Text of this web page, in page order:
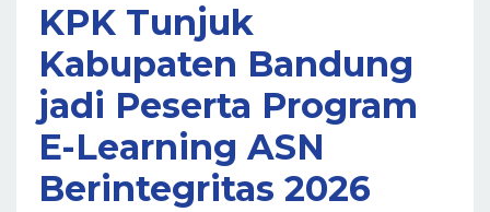
KPK Tunjuk
Kabupaten Bandung
jadi Peserta Program
E-Learning ASN
Berintegritas 2026